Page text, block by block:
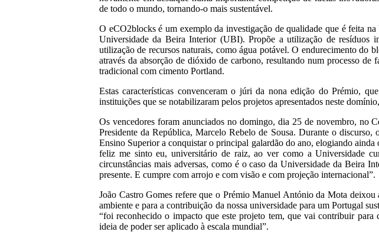
de todo o mundo, tornando-o mais sustentável.
O eCO2blocks é um exemplo da investigação de qualidade que é feita
Universidade da Beira Interior (UBI). Propõe a utilização de resíduos
utilização de recursos naturais, como água potável. O endurecimento do
através da absorção de dióxido de carbono, resultando num processo
tradicional com cimento Portland.
Estas características convenceram o júri da nona edição do Prémio,
instituições que se notabilizaram pelos projetos apresentados neste
Os vencedores foram anunciados no domingo, dia 25 de novembro, no
Presidente da República, Marcelo Rebelo de Sousa. Durante o
Ensino Superior a conquistar o principal galardão do ano, elogiando
feliz me sinto eu, universitário de raiz, ao ver como a Universidade
circunstâncias mais adversas, como é o caso da Universidade da Beira
presente. E cumpre com arrojo e com visão e com projeção internacional”.
João Castro Gomes refere que o Prémio Manuel António da Mota
ambiente e para a contribuição da nossa universidade para um Portugal
“foi reconhecido o impacto que este projeto tem, que vai contribuir para
ideia de poder ser aplicado à escala mundial”.